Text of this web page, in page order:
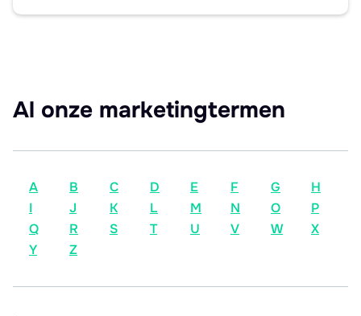
Al onze marketingtermen
A B C D E F G
H
I
J K L M N O
P
Q
R S T U V W
X
Y
Z